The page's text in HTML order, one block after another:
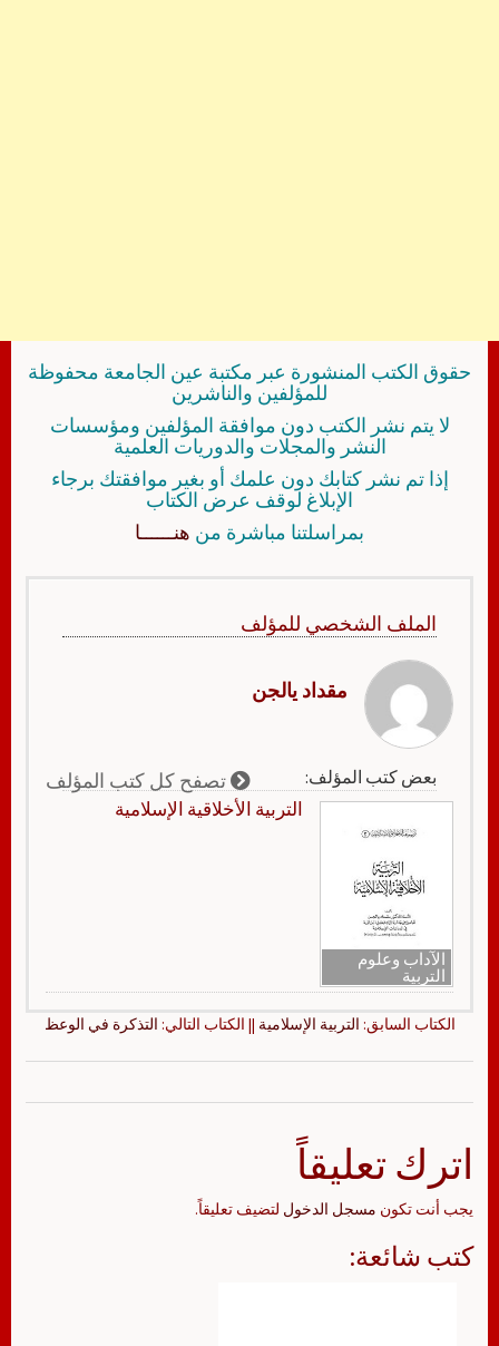
حقوق الكتب المنشورة عبر مكتبة عين الجامعة محفوظة
للمؤلفين والناشرين
لا يتم نشر الكتب دون موافقة المؤلفين ومؤسسات
النشر والمجلات والدوريات العلمية
إذا تم نشر كتابك دون علمك أو بغير موافقتك برجاء
الإبلاغ لوقف عرض الكتاب
بمراسلتنا مباشرة من هنــــــا
الملف الشخصي للمؤلف
مقداد يالجن
بعض كتب المؤلف: تصفح كل كتب المؤلف
الآداب وعلوم
التربية
التربية الأخلاقية الإسلامية
الكتاب السابق: التربية الإسلامية || الكتاب التالي: التذكرة في الوعظ
اترك تعليقاً
يجب أنت تكون مسجل الدخول لتضيف تعليقاً.
كتب شائعة: